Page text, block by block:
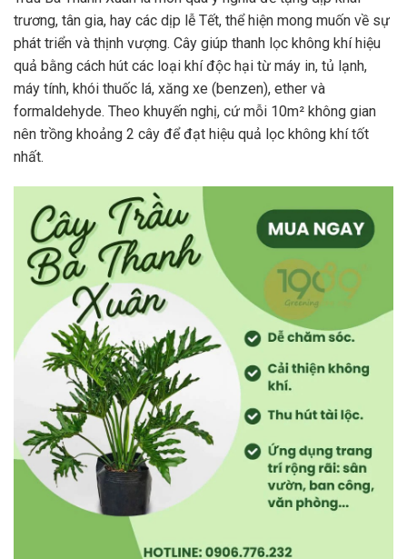
trương, tân gia, hay các dịp lễ Tết, thể hiện mong muốn về sự
phát triển và thịnh vượng. Cây giúp thanh lọc không khí hiệu
quả bằng cách hút các loại khí độc hại từ máy in, tủ lạnh,
máy tính, khói thuốc lá, xăng xe (benzen), ether và
formaldehyde. Theo khuyến nghị, cứ mỗi 10m² không gian
nên trồng khoảng 2 cây để đạt hiệu quả lọc không khí tốt
nhất.